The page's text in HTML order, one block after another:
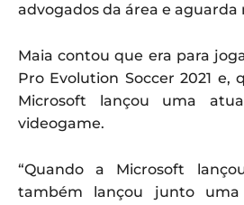
advogados da área e aguarda
Maia contou que era para
Pro Evolution Soccer 2021 e,
Microsoft lançou uma
videogame.
“Quando a Microsoft
também lançou junto uma